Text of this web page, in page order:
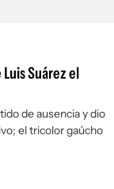
Suárez el
de ausencia y dio
el tricolor gaúcho